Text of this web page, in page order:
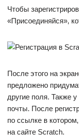
Чтобы
«Присоединяйся»,
После этого на
предложено
другие поля. Также
почты. После
по ссылке в
на сайте Scratch.